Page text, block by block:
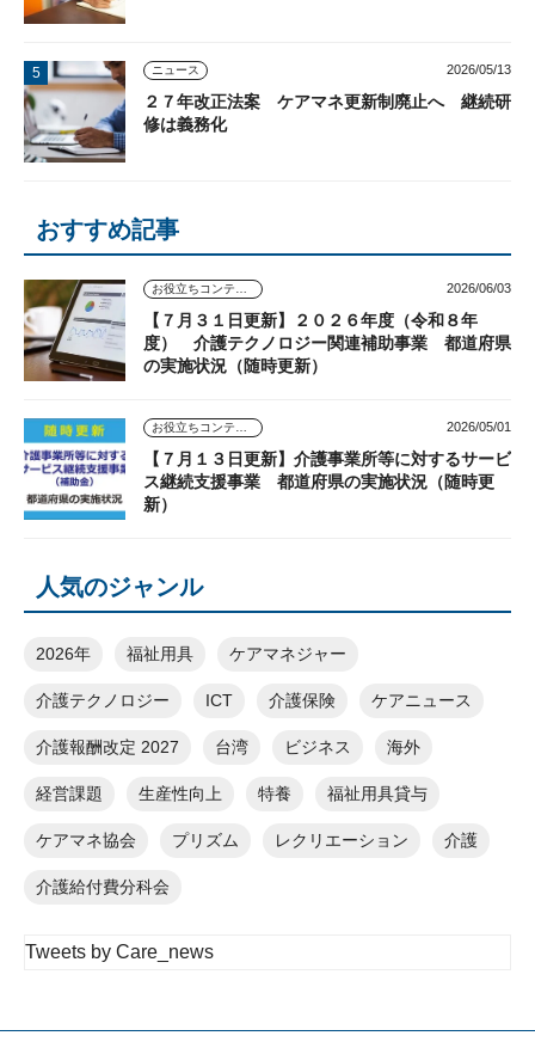
ニュース 2026/05/13
２７年改正法案 ケアマネ更新制廃止へ 継続研
修は義務化
おすすめ記事
お役立ちコンテンツ 2026/06/03
【７月３１日更新】２０２６年度（令和８年
度） 介護テクノロジー関連補助事業 都道府県
の実施状況（随時更新）
お役立ちコンテンツ 2026/05/01
【７月１３日更新】介護事業所等に対するサービ
ス継続支援事業 都道府県の実施状況（随時更
新）
人気のジャンル
2026年 福祉用具 ケアマネジャー
介護テクノロジー ICT 介護保険 ケアニュース
介護報酬改定 2027 台湾 ビジネス 海外
経営課題 生産性向上 特養 福祉用具貸与
ケアマネ協会 プリズム レクリエーション 介護
介護給付費分科会
Tweets by Care_news